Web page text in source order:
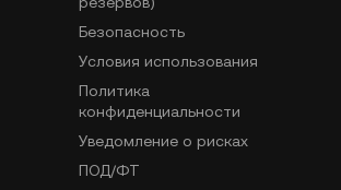
Безопасность
Условия использования
Политика
конфиденциальности
Уведомление о рисках
ПОД/ФТ